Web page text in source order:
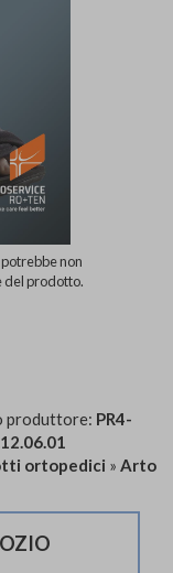
potrebbe non
del prodotto.
produttore: PR4-
ortopedici » Arto